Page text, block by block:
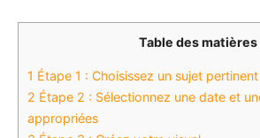
Table des matières
1 Étape 1 : Choisissez un sujet pertinent
2 Étape 2 : Sélectionnez une date et
appropriées